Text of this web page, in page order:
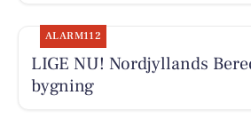
ALARM112
LIGE NU! Nordjyllands
bygning